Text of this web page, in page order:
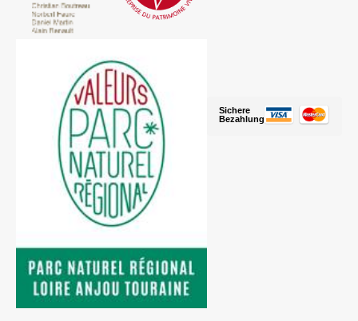
Sichere
Bezahlung